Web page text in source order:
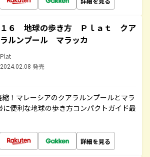
１６ 地球の歩き方 Ｐｌａｔ クア
ラルンプール マラッカ
Plat
2024.02.08 発売
！マレーシアのクアラルンプールとマラ
に便利な地球の歩き方コンパクトガイド最
詳細を見る